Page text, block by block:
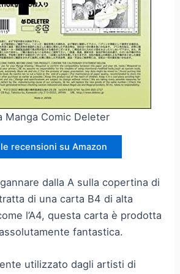
Manga Comic Deleter
recensioni su Amazon
dalla A sulla copertina di
di una carta B4 di alta
l’A4, questa carta è prodotta
fantastica.
utilizzato dagli artisti di